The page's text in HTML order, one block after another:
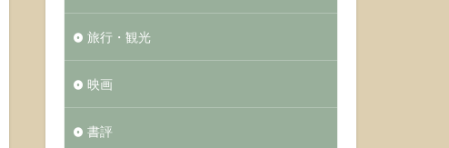
旅行・観光
映画
書評